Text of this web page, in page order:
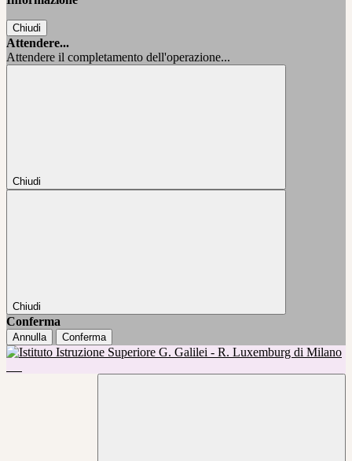
Chiudi
Attendere...
Attendere il completamento dell'operazione...
Chiudi
Chiudi
Conferma
Annulla Conferma